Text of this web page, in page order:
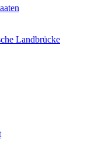
Landbrücke